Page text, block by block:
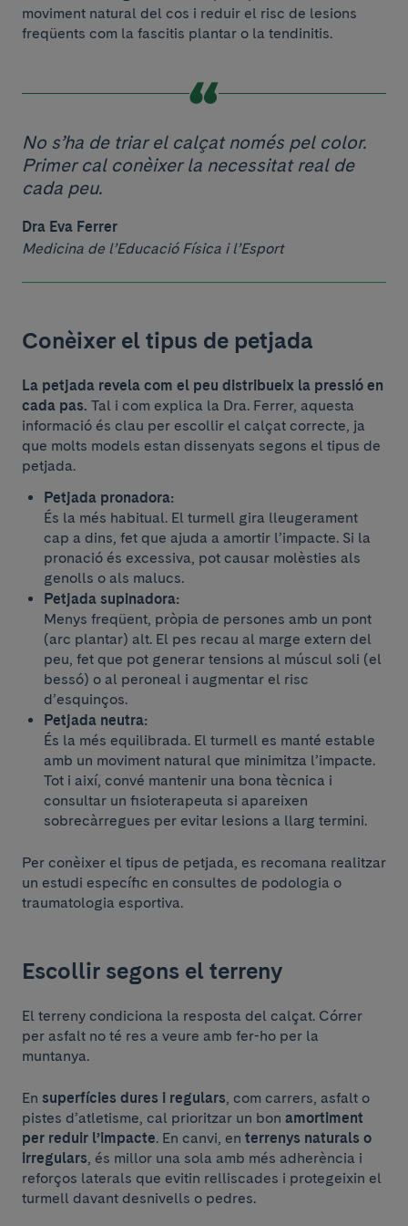
moviment natural del cos i reduir el risc de lesions
freqüents com la fascitis plantar o la tendinitis.
No s’ha de triar el calçat només pel color.
Primer cal conèixer la necessitat real de
cada peu.
Dra Eva Ferrer
Medicina de l’Educació Física i l’Esport
Conèixer el tipus de petjada
La petjada revela com el peu distribueix la pressió en
cada pas. Tal i com explica la Dra. Ferrer, aquesta
informació és clau per escollir el calçat correcte, ja
que molts models estan dissenyats segons el tipus de
petjada.
Petjada pronadora:
És la més habitual. El turmell gira lleugerament
cap a dins, fet que ajuda a amortir l’impacte. Si la
pronació és excessiva, pot causar molèsties als
genolls o als malucs.
Petjada supinadora:
Menys freqüent, pròpia de persones amb un pont
(arc plantar) alt. El pes recau al marge extern del
peu, fet que pot generar tensions al múscul soli (el
bessó) o al peroneal i augmentar el risc
d’esquinços.
Petjada neutra:
És la més equilibrada. El turmell es manté estable
amb un moviment natural que minimitza l’impacte.
Tot i així, convé mantenir una bona tècnica i
consultar un fisioterapeuta si apareixen
sobrecàrregues per evitar lesions a llarg termini.
Per conèixer el tipus de petjada, es recomana realitzar
un estudi específic en consultes de podologia o
traumatologia esportiva.
Escollir segons el terreny
El terreny condiciona la resposta del calçat. Córrer
per asfalt no té res a veure amb fer-ho per la
muntanya.
En superfícies dures i regulars, com carrers, asfalt o
pistes d’atletisme, cal prioritzar un bon amortiment
per reduir l’impacte. En canvi, en terrenys naturals o
irregulars, és millor una sola amb més adherència i
reforços laterals que evitin relliscades i protegeixin el
turmell davant desnivells o pedres.